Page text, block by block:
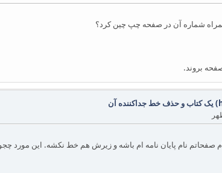
شماره آن در صفحه چپ چین کرد؟
بروند.